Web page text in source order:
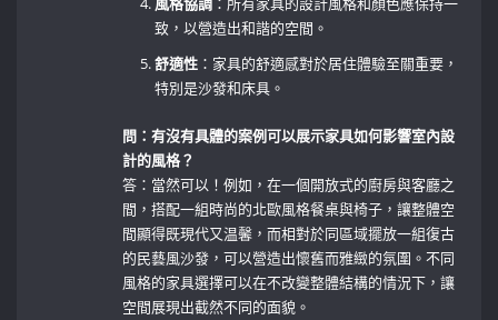
致，以營造出和諧的空間。
舒適性 ：家具的舒適感對於居住體驗至關重要，
特別是沙發和床具。
問：有沒有具體的案例可以展示家具如何影響室內設
計的風格？
答：當然可以！例如，在一個開放式的廚房與客廳之
間，搭配一組時尚的北歐風格餐桌與椅子，讓整體空
間顯得既現代又温馨，而相對於同區域擺放一組復古
的民藝風沙發，可以營造出懷舊而雅緻的氛圍。不同
風格的家具選擇可以在不改變整體結構的情況下，讓
空間展現出截然不同的面貌。